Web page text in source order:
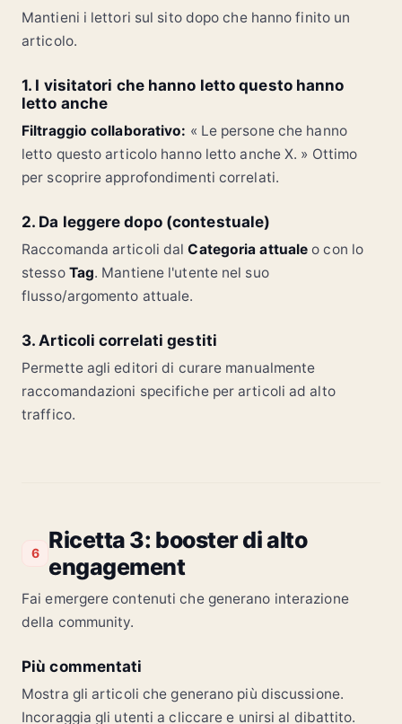
Mantieni i lettori sul sito dopo che hanno finito un
articolo.
1. I visitatori che hanno letto questo hanno
letto anche
Filtraggio collaborativo: « Le persone che hanno
letto questo articolo hanno letto anche X. » Ottimo
per scoprire approfondimenti correlati.
2. Da leggere dopo (contestuale)
Raccomanda articoli dalCategoria attuale o con lo
stesso Tag. Mantiene l'utente nel suo
flusso/argomento attuale.
3. Articoli correlati gestiti
Permette agli editori di curare manualmente
raccomandazioni specifiche per articoli ad alto
traffico.
6
Ricetta 3: booster di alto
engagement
Fai emergere contenuti che generano interazione
della community.
Più commentati
Mostra gli articoli che generano più discussione.
Incoraggia gli utenti a cliccare e unirsi al dibattito.